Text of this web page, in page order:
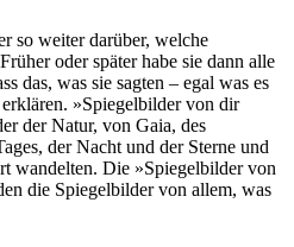
so weiter darüber, welche
oder später habe sie dann alle
das, was sie sagten – egal was es
»Spiegelbilder von dir
der Natur, von Gaia, des
der Nacht und der Sterne und
wandelten. Die »Spiegelbilder von
die Spiegelbilder von allem, was